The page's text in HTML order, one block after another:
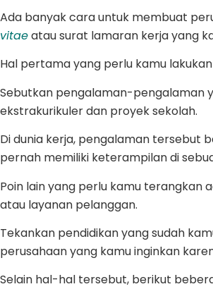
Ada banyak cara untuk membuat
vitaeatau surat lamaran kerja yang
Hal pertama yang perlu kamu
Sebutkan pengalaman-pengalaman
ekstrakurikuler dan proyek sekolah.
Di dunia kerja, pengalaman tersebut
pernah memiliki keterampilan di
Poin lain yang perlu kamu terangkan
atau layanan pelanggan.
Tekankan pendidikan yang sudah
perusahaan yang kamu inginkan
Selain hal-hal tersebut, berikut